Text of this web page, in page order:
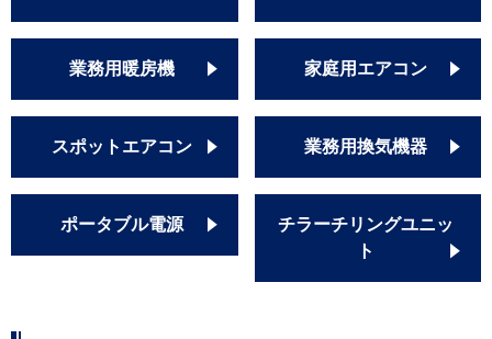
業務用暖房機 家庭用エアコン
スポットエアコン 業務用換気機器
ポータブル電源
チラーチリングユニッ
ト